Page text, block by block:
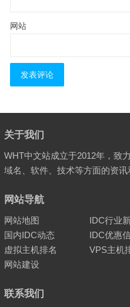
网站
关于我们
WHT中文站成立于2012年，致
域名、软件、技术等方面的资讯
网站导航
网站地图 IDC行业
国内IDC动态
IDC优惠
虚拟主机排名
VPS主机
网站建设
联系我们